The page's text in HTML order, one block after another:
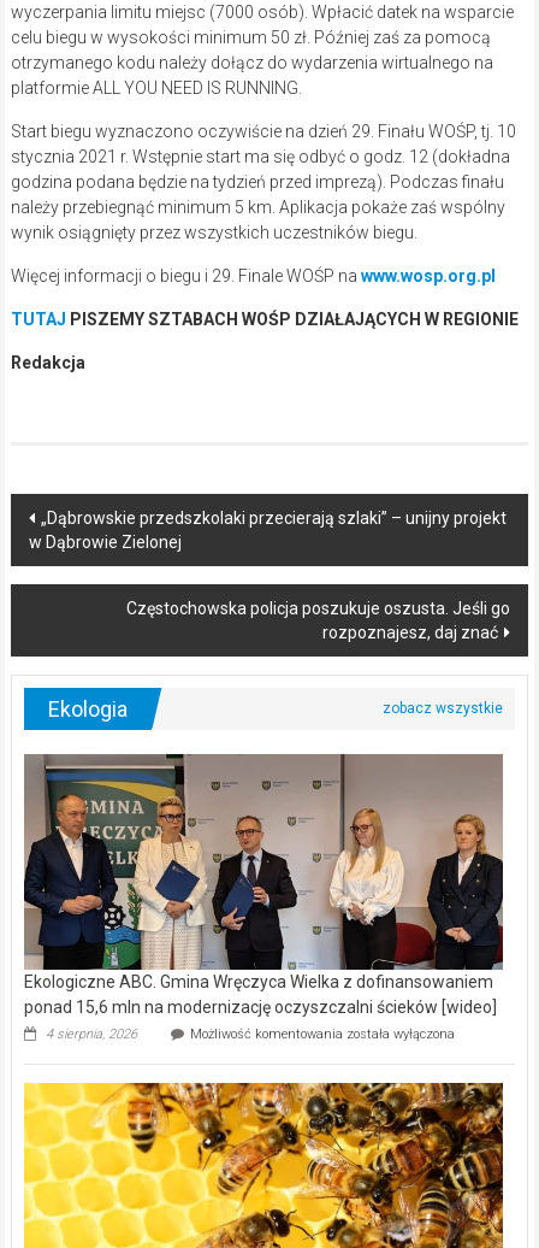
wyczerpania limitu miejsc (7000 osób). Wpłacić datek na wsparcie
celu biegu w wysokości minimum 50 zł. Później zaś za pomocą
otrzymanego kodu należy dołącz do wydarzenia wirtualnego na
platformie ALL YOU NEED IS RUNNING.
Start biegu wyznaczono oczywiście na dzień 29. Finału WOŚP, tj. 10
stycznia 2021 r. Wstępnie start ma się odbyć o godz. 12 (dokładna
godzina podana będzie na tydzień przed imprezą). Podczas finału
należy przebiegnąć minimum 5 km. Aplikacja pokaże zaś wspólny
wynik osiągnięty przez wszystkich uczestników biegu.
Więcej informacji o biegu i 29. Finale WOŚP na www.wosp.org.pl
TUTAJ PISZEMY SZTABACH WOŚP DZIAŁAJĄCYCH W REGIONIE
Redakcja
Post
navigation
„Dąbrowskie przedszkolaki przecierają szlaki” – unijny projekt
w Dąbrowie Zielonej
Częstochowska policja poszukuje oszusta. Jeśli go
rozpoznajesz, daj znać
Ekologia
Ekologiczne ABC. Gmina Wręczyca Wielka z dofinansowaniem
ponad 15,6 mln na modernizację oczyszczalni ścieków [wideo]
4 sierpnia, 2026 Możliwość komentowania Ekologiczne
Wręczyca
Wielka
z
dofinansowaniem
ponad
15,6
mln
na
modernizację
została wyłączona